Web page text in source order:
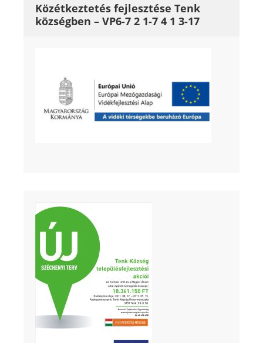
Közétkeztetés fejlesztése Tenk
községben – VP6-7 2 1-7 4 1 3-17